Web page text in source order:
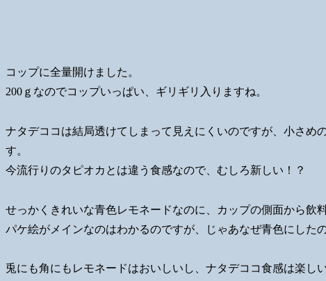
コップに全量開けました。
200ｇなのでコップいっぱい、ギリギリ入りますね。
ナタデココは結局透けてしまって見えにくいのですが、小さめ
す。
今流行りのタピオカとは違う食感なので、むしろ新しい！？
せっかくきれいな青色レモネードなのに、カップの側面から飲
パケ絵がメインなのはわかるのですが、じゃあなぜ青色にし
兎にも角にもレモネードはおいしいし、ナタデココ食感は楽し